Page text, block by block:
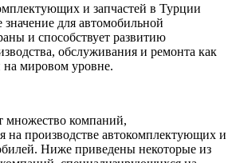
и запчастей в Турции
значение для автомобильной
и способствует развитию
обслуживания и ремонта как
на мировом уровне.
множество компаний,
на производстве автокомплектующих и
Ниже приведены некоторые из